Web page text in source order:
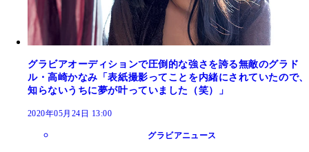
グラビアオーディションで圧倒的な強さを誇る無敵のグラド
ル・高崎かなみ「表紙撮影ってことを内緒にされていたので、
知らないうちに夢が叶っていました（笑）」
2020年05月24日 13:00
グラビアニュース